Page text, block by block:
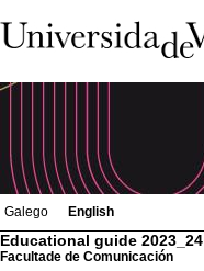
Galego English
Educational guide 2023_24
Facultade de Comunicación